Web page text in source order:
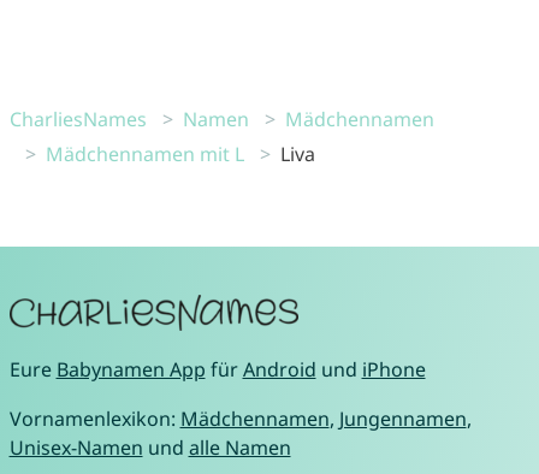
CharliesNames Namen
Mädchennamen
Mädchennamen mit L
Liva
Eure Babynamen App fürAndroid und iPhone
Vornamenlexikon: Mädchennamen, Jungennamen,
Unisex-Namen und alle Namen